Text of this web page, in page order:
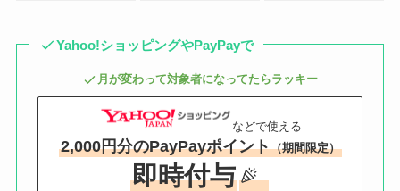
Yahoo!ショッピングやPayPayで
月が変わって対象者になってたらラッキー
などで使える
2,000円分のPayPayポイント（期間限定）
即時付与